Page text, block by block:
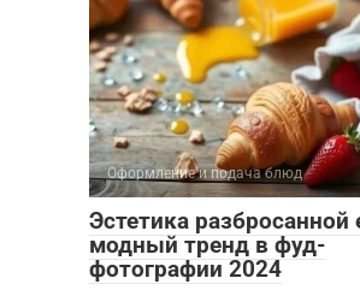
Оформление и подача блюд
Эстетика разбросанной
модный тренд в фуд-
фотографии 2024